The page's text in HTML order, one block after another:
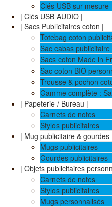
Clés USB sur mesure
| Clés USB AUDIO |
| Sacs Publicitaires coton |
Totebag coton
Sac cabas publicitaire
Sacs coton Made in
Sac coton BIO
Trousse & pochon
Gamme complète :
| Papeterie / Bureau |
Carnets de notes
Stylos publicitaires
| Mug publicitaire & gourdes
Mugs publicitaires
Gourdes publicitaires
| Objets publicitaires
Carnets de notes
Stylos publicitaires
Mugs personnalisés